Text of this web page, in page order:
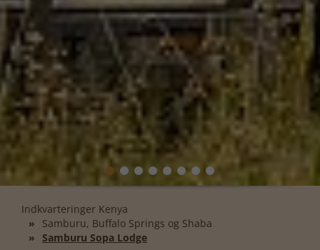
Indkvarteringer Kenya
Samburu, Buffalo Springs og Shaba
Samburu Sopa Lodge